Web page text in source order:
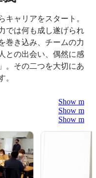
ャリアをスタート。
では何も成し遂げられ
巻き込み、チームの力
との出会い、偶然に感
。その二つを大切にあ
。
Show more
Show more
Show more